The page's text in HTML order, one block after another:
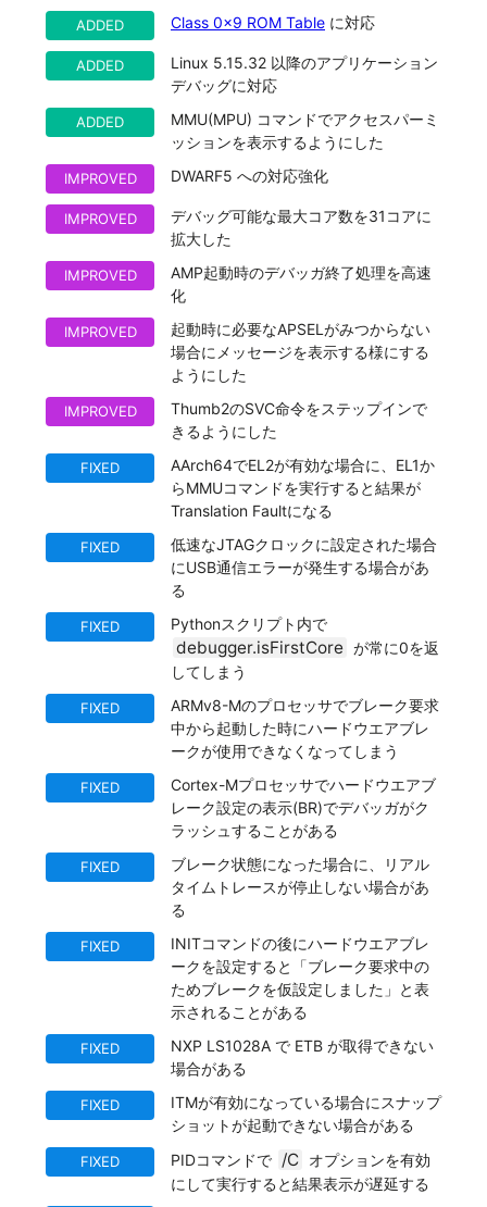
ADDED Class 0x9 ROM Table に対応
ADDED
Linux 5.15.32 以降のアプリケーション
デバッグに対応
ADDED
MMU(MPU) コマンドでアクセスパーミ
ッションを表示するようにした
IMPROVED DWARF5 への対応強化
IMPROVED
デバッグ可能な最大コア数を31コアに
拡大した
IMPROVED
AMP起動時のデバッガ終了処理を高速
化
IMPROVED
起動時に必要なAPSELがみつからない
場合にメッセージを表示する様にする
ようにした
IMPROVED
Thumb2のSVC命令をステップインで
きるようにした
FIXED
AArch64でEL2が有効な場合に、EL1か
らMMUコマンドを実行すると結果が
Translation Faultになる
FIXED
低速なJTAGクロックに設定された場合
にUSB通信エラーが発生する場合があ
る
FIXED Pythonスクリプト内で
debugger.isFirstCore が常に0を返
してしまう
FIXED
ARMv8-Mのプロセッサでブレーク要求
中から起動した時にハードウエアブレ
ークが使用できなくなってしまう
FIXED
Cortex-Mプロセッサでハードウエアブ
レーク設定の表示(BR)でデバッガがク
ラッシュすることがある
FIXED
ブレーク状態になった場合に、リアル
タイムトレースが停止しない場合があ
る
FIXED
INITコマンドの後にハードウエアブレ
ークを設定すると「ブレーク要求中の
ためブレークを仮設定しました」と表
示されることがある
FIXED
NXP LS1028A で ETB が取得できない
場合がある
FIXED
ITMが有効になっている場合にスナップ
ショットが起動できない場合がある
FIXED PIDコマンドで /C オプションを有効
にして実行すると結果表示が遅延する